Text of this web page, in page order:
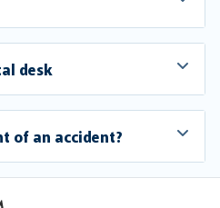
desk
of an accident?